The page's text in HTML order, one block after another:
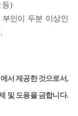
등)
인이 두분 이상인
서 제공한 것으로서,
및 도용을 금합니다.